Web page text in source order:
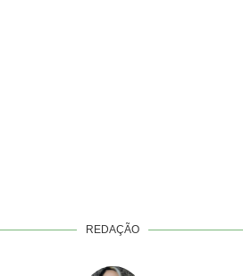
REDAÇÃO